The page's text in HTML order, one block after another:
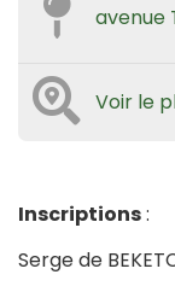
avenue
Voir le
Inscriptions:
Serge de